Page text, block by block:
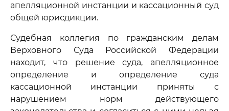
апелляционной инстанции и кассационный суд
общей юрисдикции.
Судебная коллегия по гражданским делам
Верховного Суда Российской Федерации
находит, что решение суда, апелляционное
определение и определение суда
кассационной инстанции приняты с
нарушением норм действующего